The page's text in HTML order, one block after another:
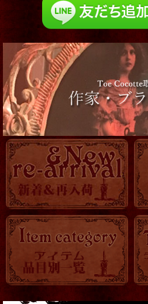
絞り込む
ロング&ヒット
お洋服
コルセット
靴
服飾小物
帽子他
ロマ傘
OTHER
KITCHEN
時計
バッグ・ポーチ
トランク・BOX